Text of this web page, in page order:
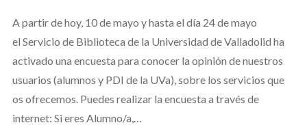
A partir de hoy, 10 de mayo y hasta el día 24 de mayo
el Servicio de Biblioteca de la Universidad de Valladolid ha
activado una encuesta para conocer la opinión de nuestros
usuarios (alumnos y PDI de la UVa), sobre los servicios que
os ofrecemos. Puedes realizar la encuesta a través de
internet: Si eres Alumno/a,…